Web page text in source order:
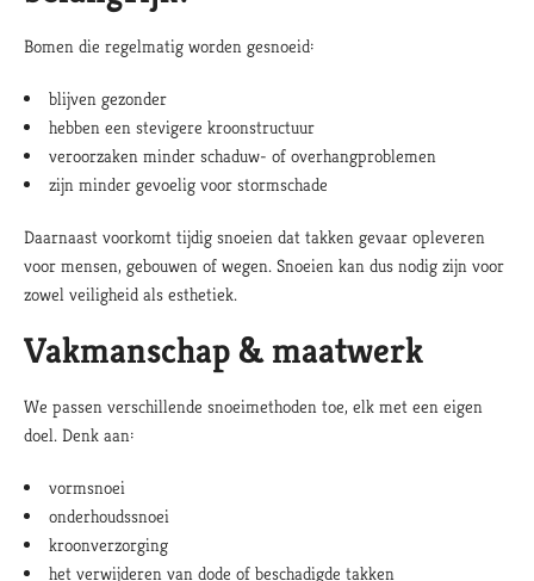
Bomen die regelmatig worden gesnoeid:
blijven gezonder
hebben een stevigere kroonstructuur
veroorzaken minder schaduw- of overhangproblemen
zijn minder gevoelig voor stormschade
Daarnaast voorkomt tijdig snoeien dat takken gevaar opleveren
voor mensen, gebouwen of wegen. Snoeien kan dus nodig zijn voor
zowel veiligheid als esthetiek.
Vakmanschap & maatwerk
We passen verschillende snoeimethoden toe, elk met een eigen
doel. Denk aan:
vormsnoei
onderhoudssnoei
kroonverzorging
het verwijderen van dode of beschadigde takken